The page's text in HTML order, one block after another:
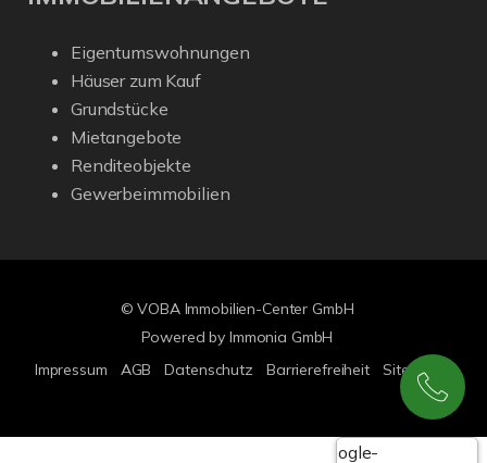
Eigentumswohnungen
Häuser zum Kauf
Grundstücke
Mietangebote
Renditeobjekte
Gewerbeimmobilien
© VOBA Immobilien-Center GmbH
Powered by Immonia GmbH
Impressum
AGB Datenschutz Barrierefreiheit Sitemap
Google-